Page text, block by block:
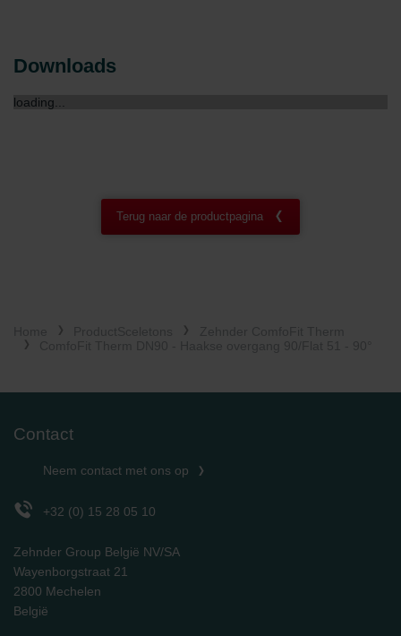
Downloads
loading...
Terug naar de productpagina
Contact
Neem contact met ons op
+32 (0) 15 28 05 10
Zehnder Group België NV/SA
Wayenborgstraat 21
2800 Mechelen
België